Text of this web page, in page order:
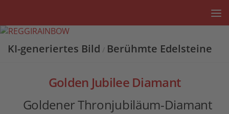
KI-generiertes Bild / Berühmte Edelsteine
Golden Jubilee Diamant
Goldener Thronjubiläum-Diamant